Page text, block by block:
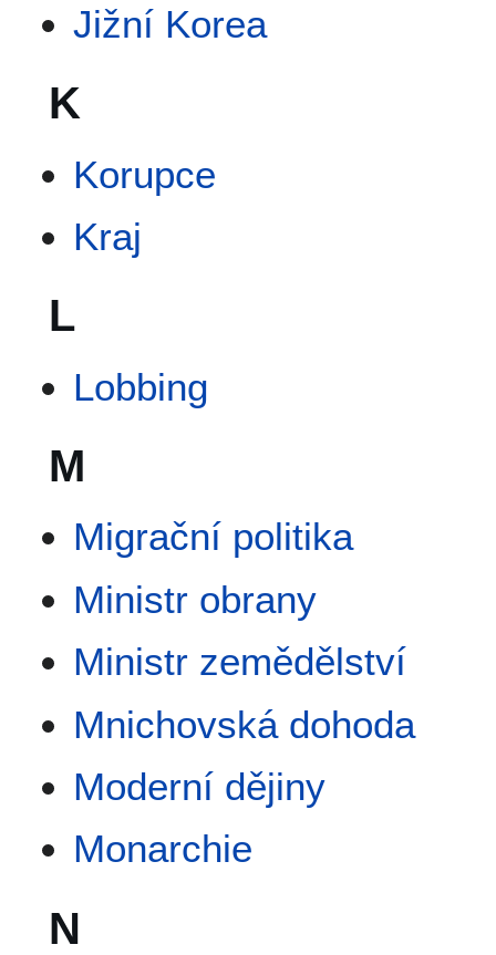
Jižní Korea
K
Korupce
Kraj
L
Lobbing
M
Migrační politika
Ministr obrany
Ministr zemědělství
Mnichovská dohoda
Moderní dějiny
Monarchie
N